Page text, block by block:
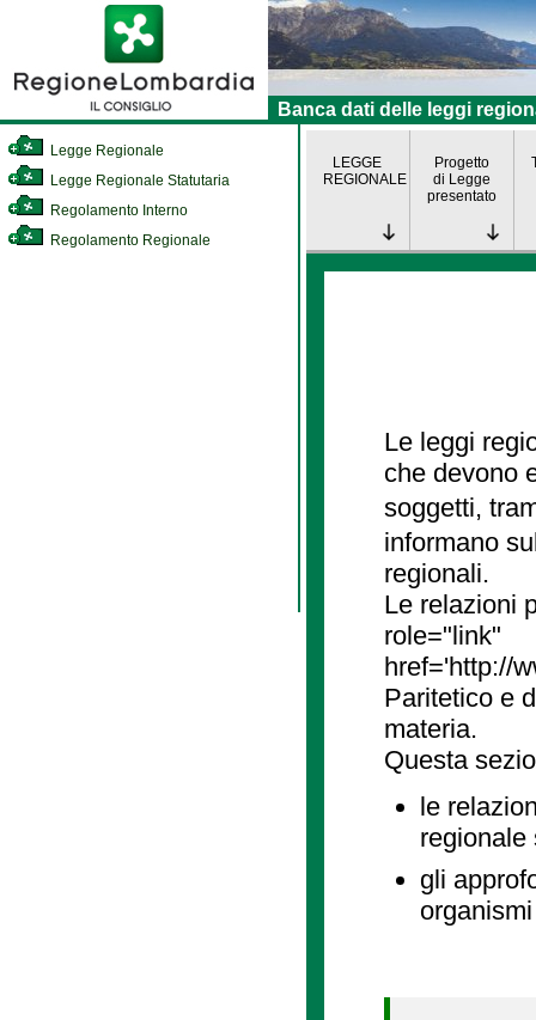
Banca dati delle leggi
Legge Regionale
Legge Regionale Statutaria
Regolamento Interno
Regolamento Regionale
LEGGE
REGIONALE
Progetto
di Legge
presentato
Le leggi
che devono
soggetti,
informano
regionali.
Le relazioni
role="link"
href='http://
Paritetico e
materia.
Questa
le
regionale
gli